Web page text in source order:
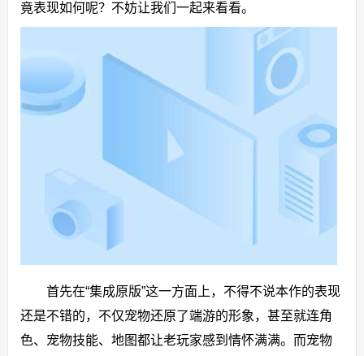
竟表现如何呢？不妨让我们一起来看看。
首先在“集成原版”这一方面上，不得不说本作的表现
还是不错的，不仅宠物还原了端游的形象，甚至就连角
色、宠物技能、地图都让老玩家感到情怀满满。而宠物